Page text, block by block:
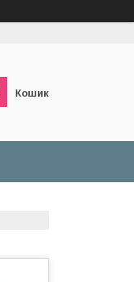
Кошик